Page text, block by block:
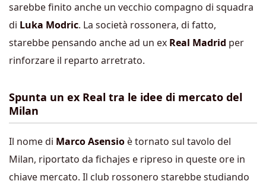
sarebbe finito anche un vecchio compagno di squadra
di Luka Modric. La società rossonera, di fatto,
starebbe pensando anche ad un ex Real Madrid per
rinforzare il reparto arretrato.
Spunta un ex Real tra le idee di mercato del
Milan
Il nome di Marco Asensio è tornato sul tavolo del
Milan, riportato da fichajes e ripreso in queste ore in
chiave mercato. Il club rossonero starebbe studiando